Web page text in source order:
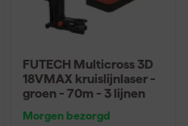
FUTECH Multicross 3D
18VMAX kruislijnlaser -
groen - 70m - 3 lijnen
Morgen bezorgd